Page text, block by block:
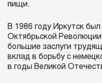
пищи.
В 1986 году Иркутск
Октябрьской
большие заслуги
вклад в борьбу с
в годы Великой